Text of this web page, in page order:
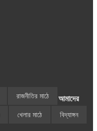
রাজনীতির মাঠে
খেলার মাঠে বিদ্যাঙ্গন
আমাদের